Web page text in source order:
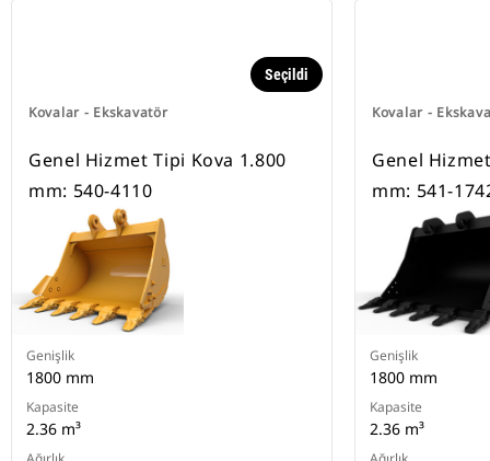
Kovalar - Ekskavatör
Seçildi
Genel Hizmet Tipi Kova 1.800
mm: 540-4110
Genişlik
1800 mm
Kapasite
2.36 m³
Kovalar -
Genel
mm: 541-
Genişlik
1800 mm
Kapasite
2.36 m³